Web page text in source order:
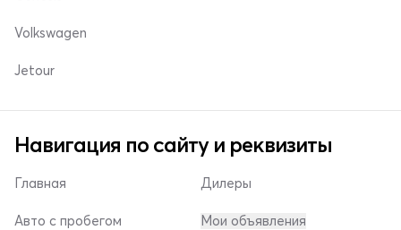
Volkswagen
Jetour
Навигация по сайту и реквизиты
Главная
Авто с пробегом
Дилеры
Мои объявления